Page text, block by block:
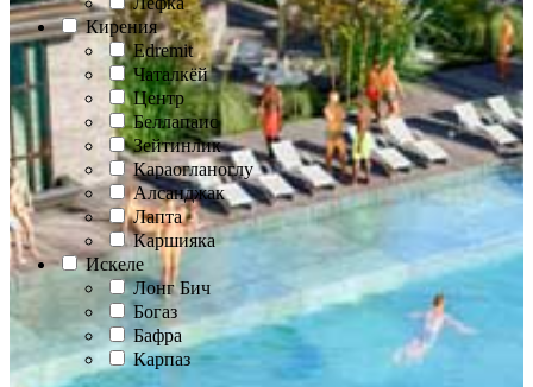
Кирения
Edremit
Чаталкёй
Центр
Беллапаис
Зейтинлик
Караогланоглу
Алсанджак
Лапта
Каршияка
Искеле
Лонг Бич
Богаз
Бафра
Карпаз